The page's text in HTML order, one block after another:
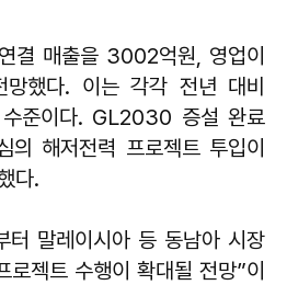
결 매출을 3002억원, 영업이
했다. 이는 각각 전년 대비
준이다. GL2030 증설 완료
의 해저전력 프로젝트 투입이
다.
터 말레이시아 등 동남아 시장
젝트 수행이 확대될 전망”이